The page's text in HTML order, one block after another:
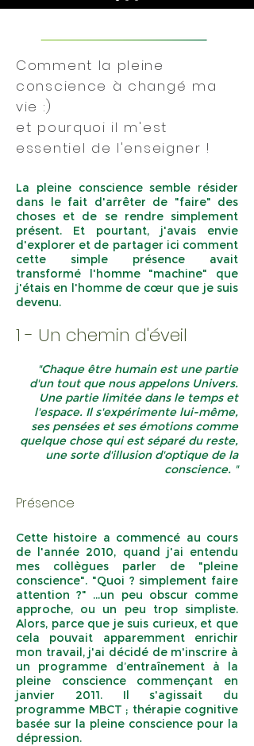
Comment la pleine
conscience à changé ma
vie :)
et pourquoi il m'est
essentiel de l'enseigner !
La pleine conscience semble résider
dans le fait d'arrêter de "faire" des
choses et de se rendre simplement
présent. Et pourtant, j'avais envie
d'explorer et de partager ici comment
cette simple présence avait
transformé l'homme "machine" que
j'étais en l'homme de cœur que je suis
devenu.
1 - Un chemin d'éveil
"Chaque être humain est une partie
d'un tout que nous appelons Univers.
Une partie limitée dans le temps et
l'espace. Il s'expérimente lui-même,
ses pensées et ses émotions comme
quelque chose qui est séparé du reste,
une sorte d'illusion d'optique de la
conscience. "
Présence
Cette histoire a commencé au cours
de l'année 2010, quand j'ai entendu
mes collègues parler de "pleine
conscience". "Quoi ? simplement faire
attention ?" ...un peu obscur comme
approche, ou un peu trop simpliste.
Alors, parce que je suis curieux, et que
cela pouvait apparemment enrichir
mon travail, j'ai décidé de m'inscrire à
un programme d’entraînement à la
pleine conscience commençant en
janvier 2011. Il s'agissait du
programme MBCT ; thérapie cognitive
basée sur la pleine conscience pour la
dépression.